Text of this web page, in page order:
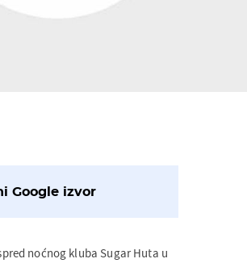
Google izvor
noćnog kluba Sugar Huta u